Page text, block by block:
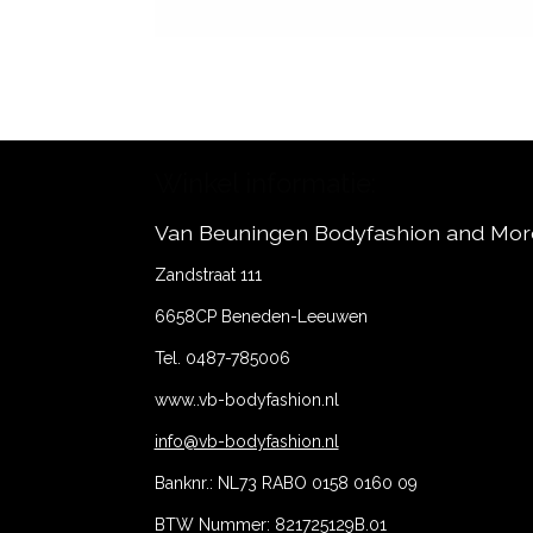
Van Beuningen Bodyfashion and
Zandstraat 111
6658CP Beneden-Leeuwen
Tel. 0487-785006
www..vb-bodyfashion.nl
info@vb-bodyfashion.nl
Banknr.: NL73 RABO 0158 0160 09
BTW Nummer: 821725129B.01